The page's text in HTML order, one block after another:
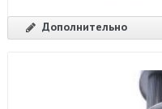
Дополнительно